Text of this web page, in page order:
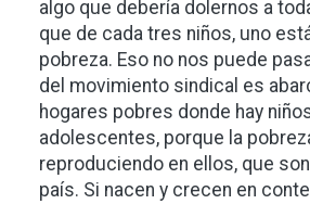
algo que debería dolernos a
que de cada tres niños, uno
pobreza. Eso no nos puede
del movimiento sindical es
hogares pobres donde hay
adolescentes, porque la
reproduciendo en ellos, que
país. Si nacen y crecen en